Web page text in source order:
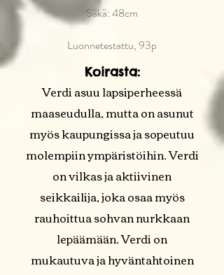
Säkä: 48cm
Luonnetestattu, 93p​
Koirasta:
Verdi asuu lapsiperheessä
maaseudulla, mutta on asunut
myös kaupungissa ja sopeutuu
molempiin ympäristöihin. Verdi
on vilkas ja aktiivinen
seikkailija, joka osaa myös
rauhoittua sohvan nurkkaan
lepäämään. Verdi on
mukautuva ja hyväntahtoinen